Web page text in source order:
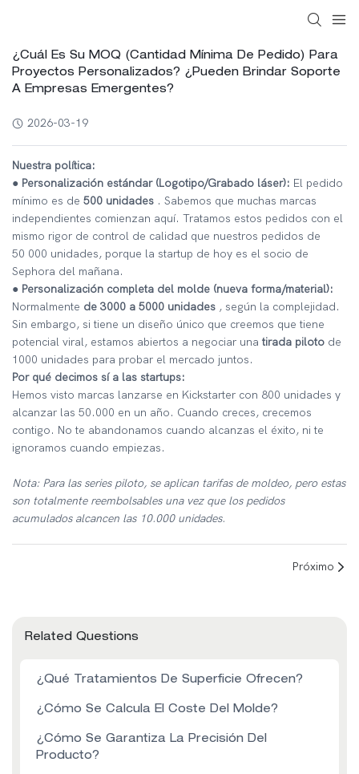
¿Cuál Es Su MOQ (Cantidad Mínima De Pedido) Para
Proyectos Personalizados? ¿Pueden Brindar Soporte
A Empresas Emergentes?
2026-03-19
Nuestra política:
● Personalización estándar (Logotipo/Grabado láser): El pedido
mínimo es de 500 unidades . Sabemos que muchas marcas
independientes comienzan aquí. Tratamos estos pedidos con el
mismo rigor de control de calidad que nuestros pedidos de
50 000 unidades, porque la startup de hoy es el socio de
Sephora del mañana.
● Personalización completa del molde (nueva forma/material):
Normalmente de 3000 a 5000 unidades , según la complejidad.
Sin embargo, si tiene un diseño único que creemos que tiene
potencial viral, estamos abiertos a negociar una tirada piloto de
1000 unidades para probar el mercado juntos.
Por qué decimos sí a las startups:
Hemos visto marcas lanzarse en Kickstarter con 800 unidades y
alcanzar las 50.000 en un año. Cuando creces, crecemos
contigo. No te abandonamos cuando alcanzas el éxito, ni te
ignoramos cuando empiezas.
Nota: Para las series piloto, se aplican tarifas de moldeo, pero estas
son totalmente reembolsables una vez que los pedidos
acumulados alcancen las 10.000 unidades.
Próximo
Related Questions
¿Qué Tratamientos De Superficie Ofrecen?
¿Cómo Se Calcula El Coste Del Molde?
¿Cómo Se Garantiza La Precisión Del
Producto?